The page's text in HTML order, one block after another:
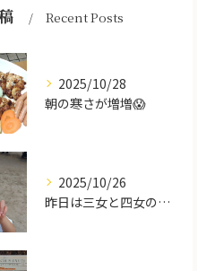
Recent Posts
2025/10/28
朝の寒さが増増😱
2025/10/26
昨日は三女と四女の運動会🥰